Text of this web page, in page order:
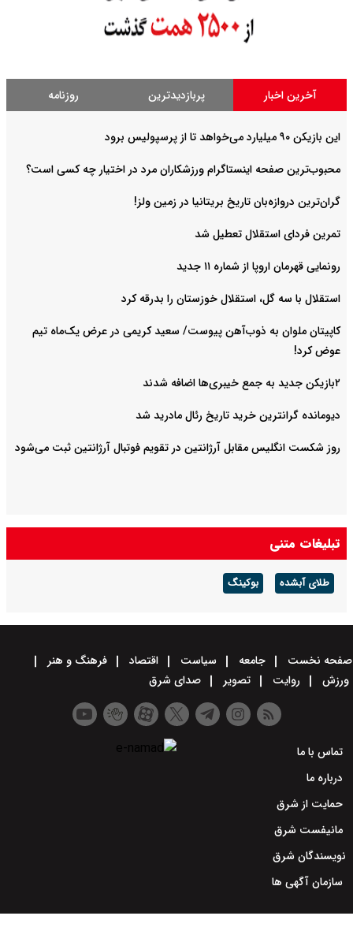
آخرین اخبار پربازدیدترین روزنامه
این بازیکن ۹۰ میلیارد می‌خواهد تا از پرسپولیس برود
محبوب‌ترین صفحه اینستاگرام ورزشکاران مرد در اختیار چه کسی است؟
گران‌ترین دروازه‌بان تاریخ بریتانیا در زمین ولز!
تمرین فردای استقلال تعطیل شد
رونمایی قهرمان اروپا از شماره ۱۱ جدید
استقلال با سه گل، استقلال خوزستان را بدرقه کرد
کاپیتان ملوان به ذوب‌آهن پیوست/ سعید کریمی در عرض یک‌ماه تیم
عوض کرد!
۲بازیکن جدید به جمع خیبری‌ها اضافه شدند
دیومانده گرانترین خرید تاریخ رئال مادرید شد
روز شکست انگلیس مقابل آرژانتین در تقویم فوتبال آرژانتین ثبت می‌شود
تبلیغات متنی
طلای آبشده بوکینگ
صفحه نخست جامعه سیاست اقتصاد
فرهنگ و هنر
ورزش
روایت تصویر صدای شرق
تماس با ما
درباره ما
حمایت از شرق
مانیفست شرق
نویسندگان شرق
سازمان آگهی ها